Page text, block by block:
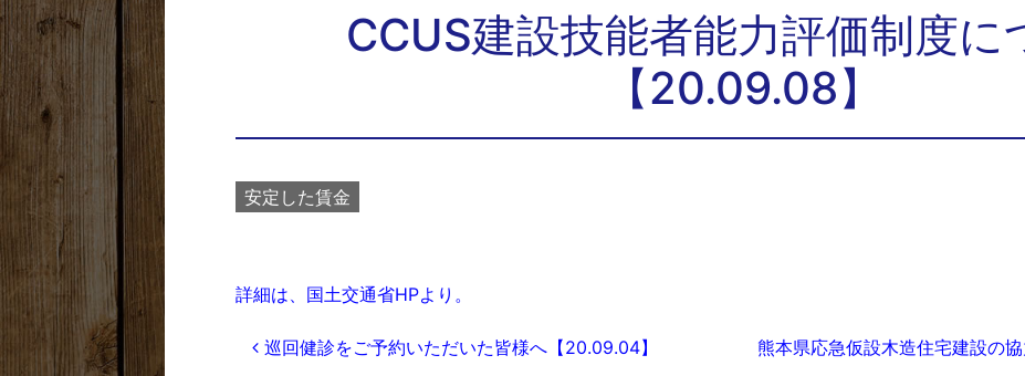
CCUS建設技能者能力評価制度に
【20.09.08】
安定した賃金
詳細は、国土交通省HPより。
投稿ナビゲーション
巡回健診をご予約いただいた皆様へ【20.09.04】 熊本県応急仮設木造住宅建設の